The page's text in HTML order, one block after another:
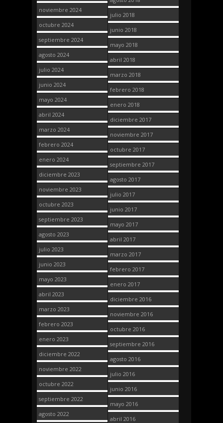
noviembre 2024
octubre 2024
septiembre 2024
agosto 2024
julio 2024
junio 2024
mayo 2024
abril 2024
marzo 2024
febrero 2024
enero 2024
diciembre 2023
noviembre 2023
octubre 2023
septiembre 2023
agosto 2023
julio 2023
junio 2023
mayo 2023
abril 2023
marzo 2023
febrero 2023
enero 2023
diciembre 2022
noviembre 2022
octubre 2022
septiembre 2022
agosto 2022
julio 2018
junio 2018
mayo 2018
abril 2018
marzo 2018
febrero 2018
enero 2018
diciembre 2017
noviembre 2017
octubre 2017
septiembre 2017
agosto 2017
julio 2017
junio 2017
mayo 2017
abril 2017
marzo 2017
febrero 2017
enero 2017
diciembre 2016
noviembre 2016
octubre 2016
septiembre 2016
agosto 2016
julio 2016
junio 2016
mayo 2016
abril 2016